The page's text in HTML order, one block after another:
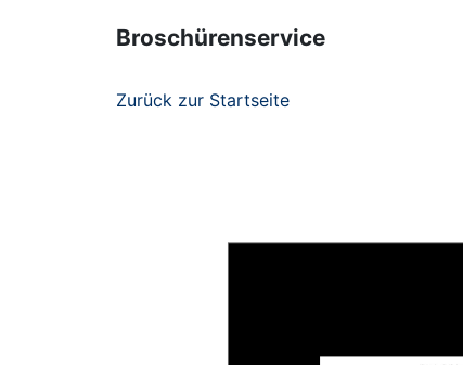
Broschürenservice
Zurück zur Startseite